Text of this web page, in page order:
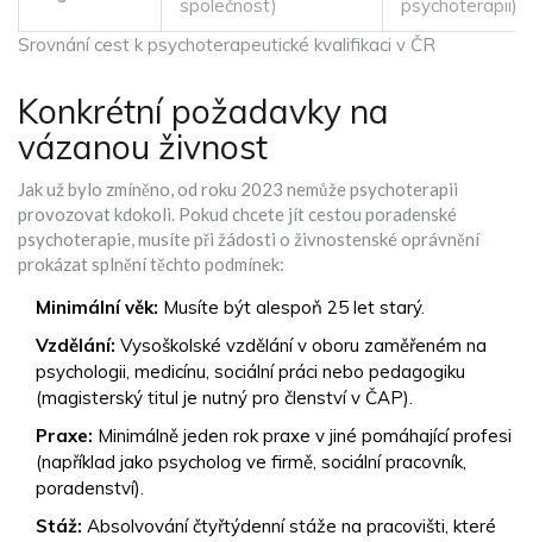
Srovnání cest k psychoterapeutické kvalifikaci v ČR
společnost)
psychoterapii)
Konkrétní požadavky na
vázanou živnost
Jak už bylo zmíněno, od roku 2023 nemůže psychoterapii
provozovat kdokoli. Pokud chcete jít cestou poradenské
psychoterapie, musíte při žádosti o živnostenské oprávnění
prokázat splnění těchto podmínek:
Minimální věk: Musíte být alespoň 25 let starý.
Vzdělání: Vysoškolské vzdělání v oboru zaměřeném na
psychologii, medicínu, sociální práci nebo pedagogiku
(magisterský titul je nutný pro členství v ČAP).
Praxe: Minimálně jeden rok praxe v jiné pomáhající profesi
(například jako psycholog ve firmě, sociální pracovník,
poradenství).
Stáž: Absolvování čtyřtýdenní stáže na pracovišti, které